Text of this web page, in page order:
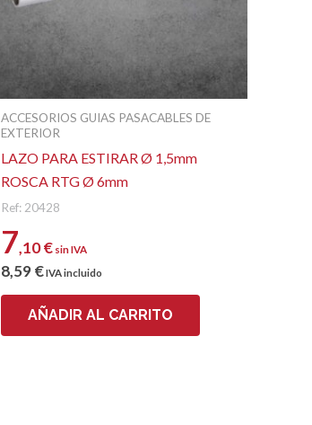
Correo electrónico
ACCESORIOS GUIAS PASACABLES DE
EXTERIOR
LAZO PARA ESTIRAR Ø 1,5mm
ROSCA RTG Ø 6mm
Ref: 20428
7,10€ sin IVA
8,59€IVA incluido
AÑADIR AL CARRITO